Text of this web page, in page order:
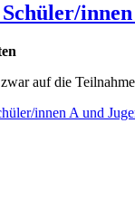
auf die
innen A und